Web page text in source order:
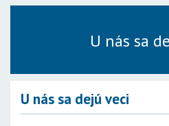
U nás sa
U nás sa dejú veci